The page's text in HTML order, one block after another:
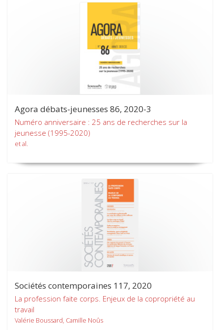
Agora débats-jeunesses 86, 2020-3
Numéro anniversaire : 25 ans de recherches sur la
jeunesse (1995-2020)
et al.
Sociétés contemporaines 117, 2020
La profession faite corps. Enjeux de la copropriété au
travail
Valérie Boussard, Camille Noûs